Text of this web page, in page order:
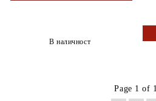
В наличност
Page 1 of 1